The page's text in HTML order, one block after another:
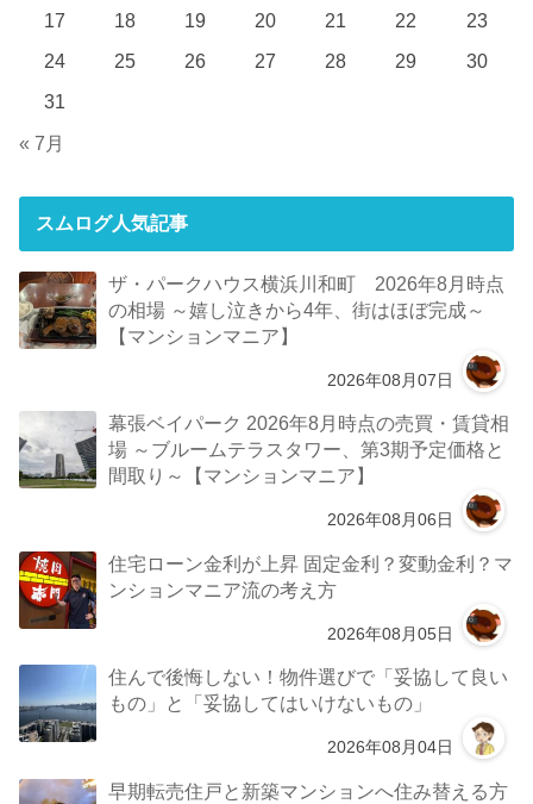
17
18 19 20 21 22
23
24
25 26 27 28 29
30
31
« 7月
スムログ人気記事
ザ・パークハウス横浜川和町 2026年8月時点
の相場 ～嬉し泣きから4年、街はほぼ完成～
【マンションマニア】
2026年08月07日
幕張ベイパーク 2026年8月時点の売買・賃貸相
場 ～ブルームテラスタワー、第3期予定価格と
間取り～【マンションマニア】
2026年08月06日
住宅ローン金利が上昇 固定金利？変動金利？マ
ンションマニア流の考え方
2026年08月05日
住んで後悔しない！物件選びで「妥協して良い
もの」と「妥協してはいけないもの」
2026年08月04日
早期転売住戸と新築マンションへ住み替える方